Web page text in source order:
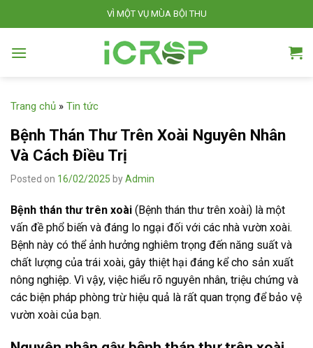
k
VÌ MỘT VỤ MÙA BỘI THU
Trang chủ » Tin tức
Bệnh Thán Thư Trên Xoài Nguyên Nhân
Và Cách Điều Trị
Posted on 16/02/2025 byAdmin
Bệnh thán thư trên xoài (Bệnh thán thư trên xoài) là một
vấn đề phổ biến và đáng lo ngại đối với các nhà vườn xoài.
Bệnh này có thể ảnh hưởng nghiêm trọng đến năng suất và
chất lượng của trái xoài, gây thiệt hại đáng kể cho sản xuất
nông nghiệp. Vì vậy, việc hiểu rõ nguyên nhân, triệu chứng và
các biện pháp phòng trừ hiệu quả là rất quan trọng để bảo vệ
vườn xoài của bạn.